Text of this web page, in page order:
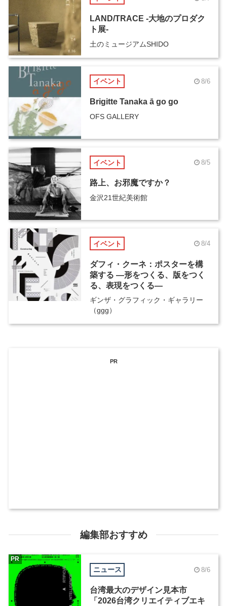
LAND/TRACE -大地のプロダク
ト展-
土のミュージアムSHIDO
イベント 8/6
Brigitte Tanaka ā go go
OFS GALLERY
イベント 8/5
路上、お邪魔ですか？
金沢21世紀美術館
イベント 8/4
ダフィ・クーネ：ポスターを構
築する ―形をつくる、版をつく
る、表現をつくる―
ギンザ・グラフィック・ギャラリー
（ggg）
PR
編集部おすすめ
ニュース 8/6
台湾最大のデザイン見本市
「2026台湾クリエイティブエキ
PR